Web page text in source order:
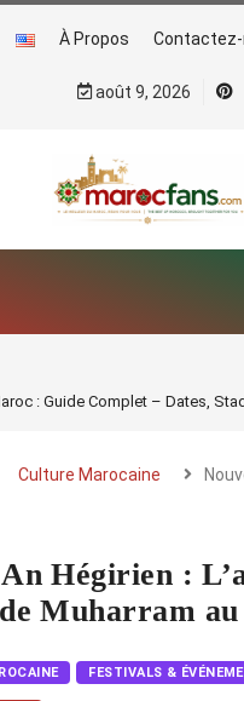
À Propos
août 9, 2026
: Guide Complet – Dates,
Culture Marocaine
Hégirien :
Muharram
FESTIVALS &